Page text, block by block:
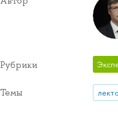
Рубрики
Темы